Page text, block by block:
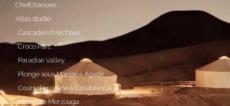
Chefchaouen
Atlas studio
Cascades d'Akchour
Croco Parc
Paradise Valley
Plongé sous Marine à Agadir
Cours de cuisine à Casablanca
Désert de Merzouga